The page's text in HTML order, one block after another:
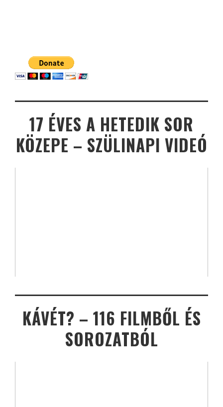
17 ÉVES A HETEDIK SOR
KÖZEPE – SZÜLINAPI VIDEÓ
KÁVÉT? – 116 FILMBŐL ÉS
SOROZATBÓL